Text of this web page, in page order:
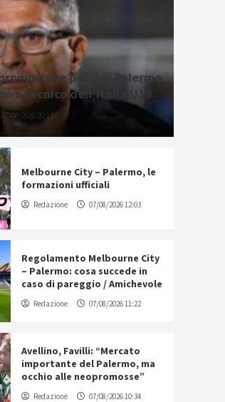
per l’ex Palermo
tecnico dell’Italia U19
07/08/2026 20:12
Melbourne City – Palermo, le
formazioni ufficiali
Redazione 07/08/2026 12:03
Regolamento Melbourne City
– Palermo: cosa succede in
caso di pareggio / Amichevole
Redazione 07/08/2026 11:22
Avellino, Favilli: “Mercato
importante del Palermo, ma
occhio alle neopromosse”
Redazione 07/08/2026 10:34